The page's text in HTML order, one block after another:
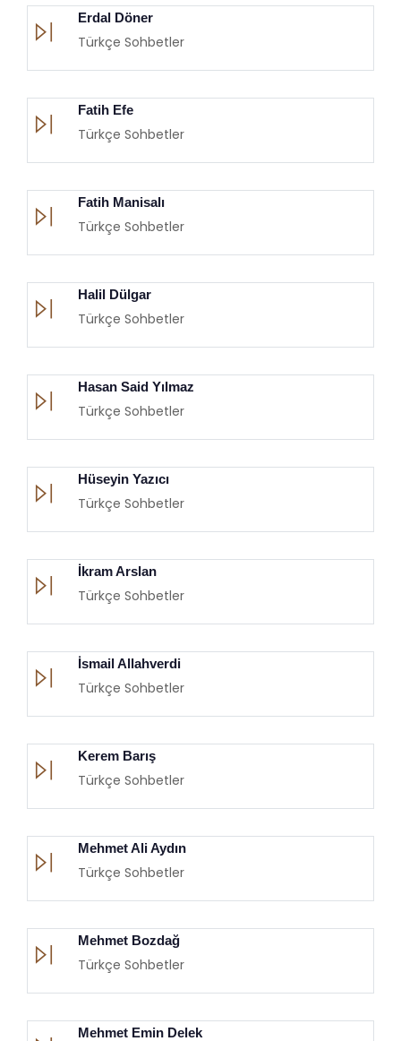
Erdal Döner
Türkçe Sohbetler
Fatih Efe
Türkçe Sohbetler
Fatih Manisalı
Türkçe Sohbetler
Halil Dülgar
Türkçe Sohbetler
Hasan Said Yılmaz
Türkçe Sohbetler
Hüseyin Yazıcı
Türkçe Sohbetler
İkram Arslan
Türkçe Sohbetler
İsmail Allahverdi
Türkçe Sohbetler
Kerem Barış
Türkçe Sohbetler
Mehmet Ali Aydın
Türkçe Sohbetler
Mehmet Bozdağ
Türkçe Sohbetler
Mehmet Emin Delek